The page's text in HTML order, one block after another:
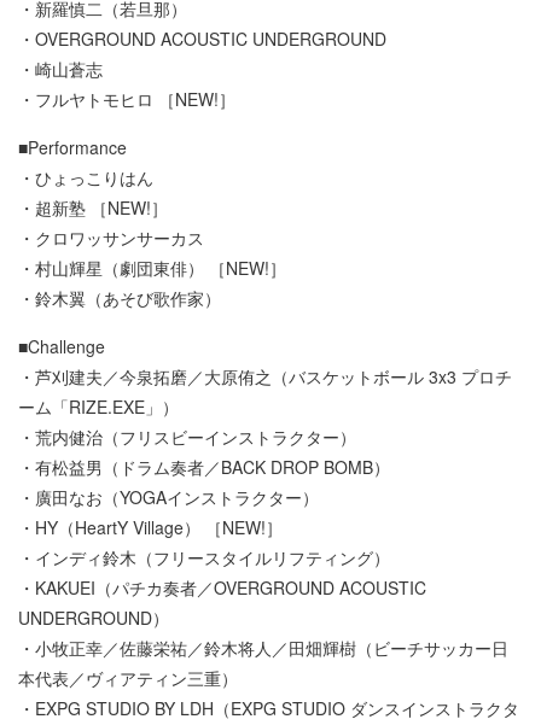
・新羅慎二（若旦那）
・OVERGROUND ACOUSTIC UNDERGROUND
・崎山蒼志
・フルヤトモヒロ ［NEW!］
■Performance
・ひょっこりはん
・超新塾 ［NEW!］
・クロワッサンサーカス
・村山輝星（劇団東俳） ［NEW!］
・鈴木翼（あそび歌作家）
■Challenge
・芦刈建夫／今泉拓磨／大原侑之（バスケットボール 3x3 プロチ
ーム「RIZE.EXE」）
・荒内健治（フリスビーインストラクター）
・有松益男（ドラム奏者／BACK DROP BOMB）
・廣田なお（YOGAインストラクター）
・HY（HeartY Village） ［NEW!］
・インディ鈴木（フリースタイルリフティング）
・KAKUEI（パチカ奏者／OVERGROUND ACOUSTIC
UNDERGROUND）
・小牧正幸／佐藤栄祐／鈴木将人／田畑輝樹（ビーチサッカー日
本代表／ヴィアティン三重）
・EXPG STUDIO BY LDH（EXPG STUDIO ダンスインストラクタ